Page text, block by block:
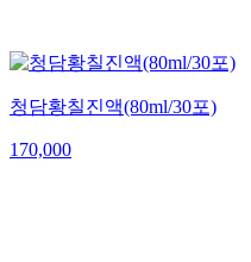
청담황칠진액(80ml/30포)
170,000